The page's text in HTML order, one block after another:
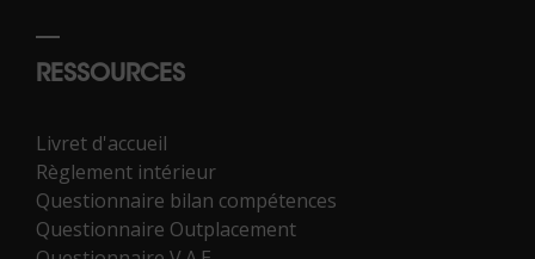
RESSOURCES
Livret d'accueil
Règlement intérieur
Questionnaire bilan compétences
Questionnaire Outplacement